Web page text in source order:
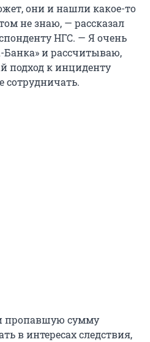
они и нашли какое-то
не знаю, — рассказал
НГС. — Я очень
и рассчитываю,
подход к инциденту
сотрудничать.
пропавшую сумму
в интересах следствия,